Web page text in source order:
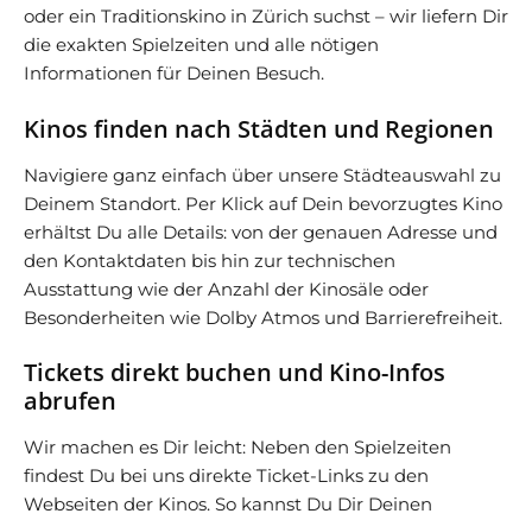
oder ein Traditionskino in Zürich suchst – wir liefern Dir
die exakten Spielzeiten und alle nötigen
Informationen für Deinen Besuch.
Kinos finden nach Städten und Regionen
Navigiere ganz einfach über unsere Städteauswahl zu
Deinem Standort. Per Klick auf Dein bevorzugtes Kino
erhältst Du alle Details: von der genauen Adresse und
den Kontaktdaten bis hin zur technischen
Ausstattung wie der Anzahl der Kinosäle oder
Besonderheiten wie Dolby Atmos und Barrierefreiheit.
Tickets direkt buchen und Kino-Infos
abrufen
Wir machen es Dir leicht: Neben den Spielzeiten
findest Du bei uns direkte Ticket-Links zu den
Webseiten der Kinos. So kannst Du Dir Deinen